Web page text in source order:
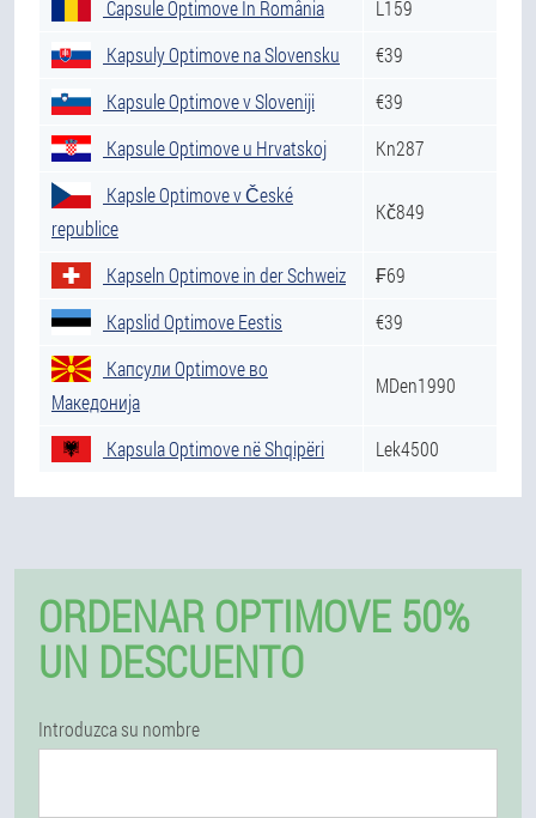
Capsule Optimove În România
L159
Kapsuly Optimove na Slovensku
€39
Kapsule Optimove v Sloveniji
€39
Kapsule Optimove u Hrvatskoj
Kn287
Kapsle Optimove v České
republice
Kč849
Kapseln Optimove in der Schweiz
₣69
Kapslid Optimove Eestis
€39
Капсули Optimove во
Македонија
MDen1990
Kapsula Optimove në Shqipëri Lek4500
ORDENAR OPTIMOVE 50%
UN DESCUENTO
Introduzca su nombre